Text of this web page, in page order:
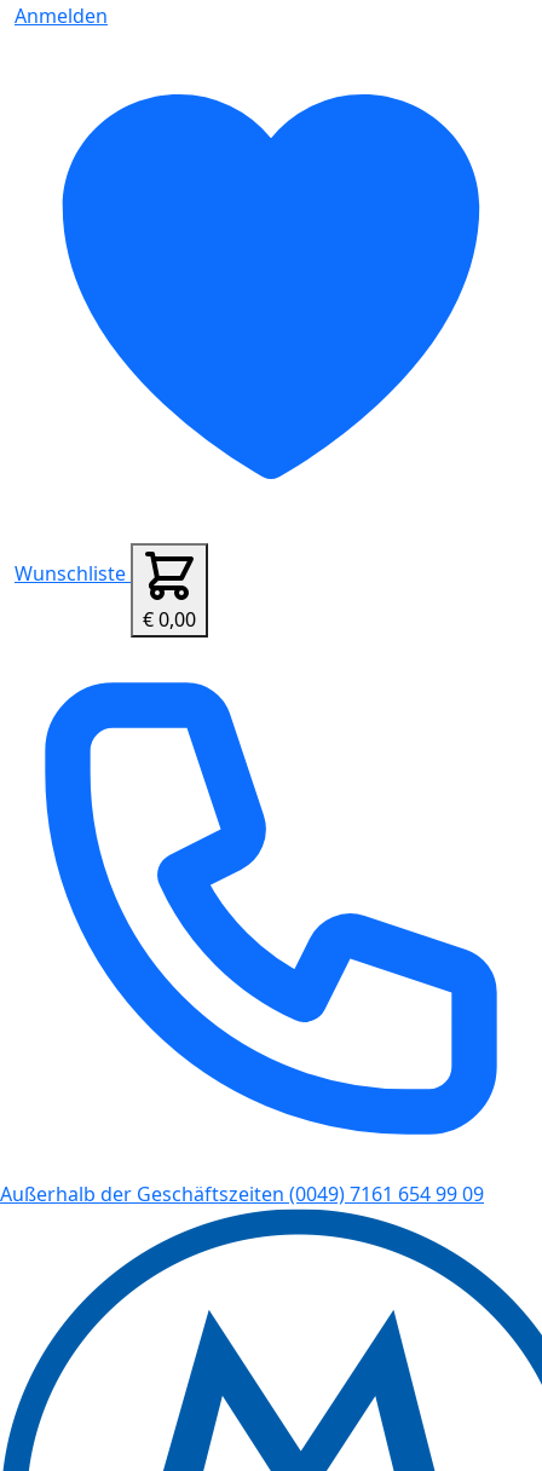
Anmelden
Wunschliste
€ 0,00
Außerhalb der Geschäftszeiten (0049) 7161 654 99 09